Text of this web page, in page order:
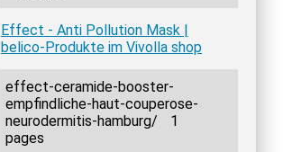
Effect - Anti Pollution Mask |
belico-Produkte im Vivolla shop
effect-ceramide-booster-
empfindliche-haut-couperose-
neurodermitis-hamburg/
1
pages